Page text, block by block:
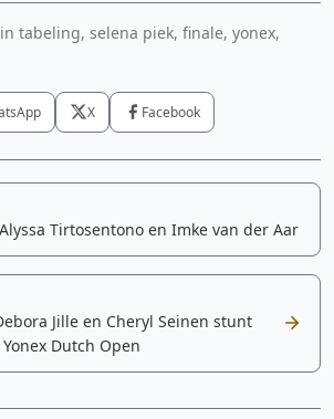
tabeling, selena piek, finale, yonex,
X Facebook
Tirtosentono en Imke van der Aar
Jille en Cheryl Seinen stunt
Dutch Open